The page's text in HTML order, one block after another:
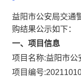
益阳市公安局交通
购结果公示如下：
一、项目信息
项目名称:益阳市公
项目编号: